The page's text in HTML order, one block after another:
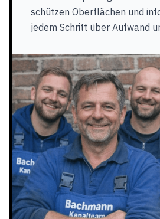
schützen Oberflächen und
jedem Schritt über Aufwand